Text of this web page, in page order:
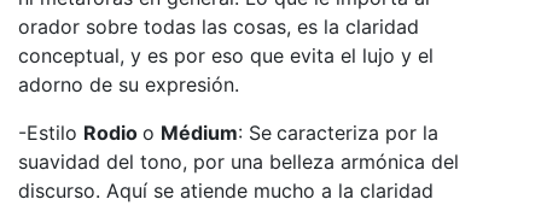
orador sobre todas las cosas, es la claridad
conceptual, y es por eso que evita el lujo y el
adorno de su expresión.
-Estilo Rodio o Médium: Se caracteriza por la
suavidad del tono, por una belleza armónica del
discurso. Aquí se atiende mucho a la claridad